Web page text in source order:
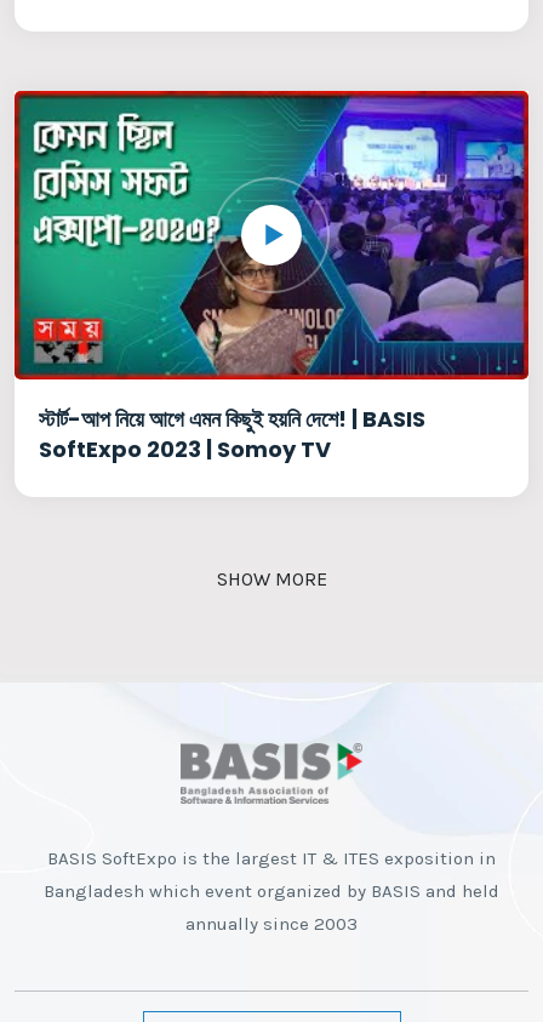
স্টার্ট-আপ নিয়ে আগে এমন কিছুই হয়নি দেশে! | BASIS
SoftExpo 2023 | Somoy TV
SHOW MORE
BASIS SoftExpo is the largest IT & ITES exposition in
Bangladesh which event organized by BASIS and held
annually since 2003